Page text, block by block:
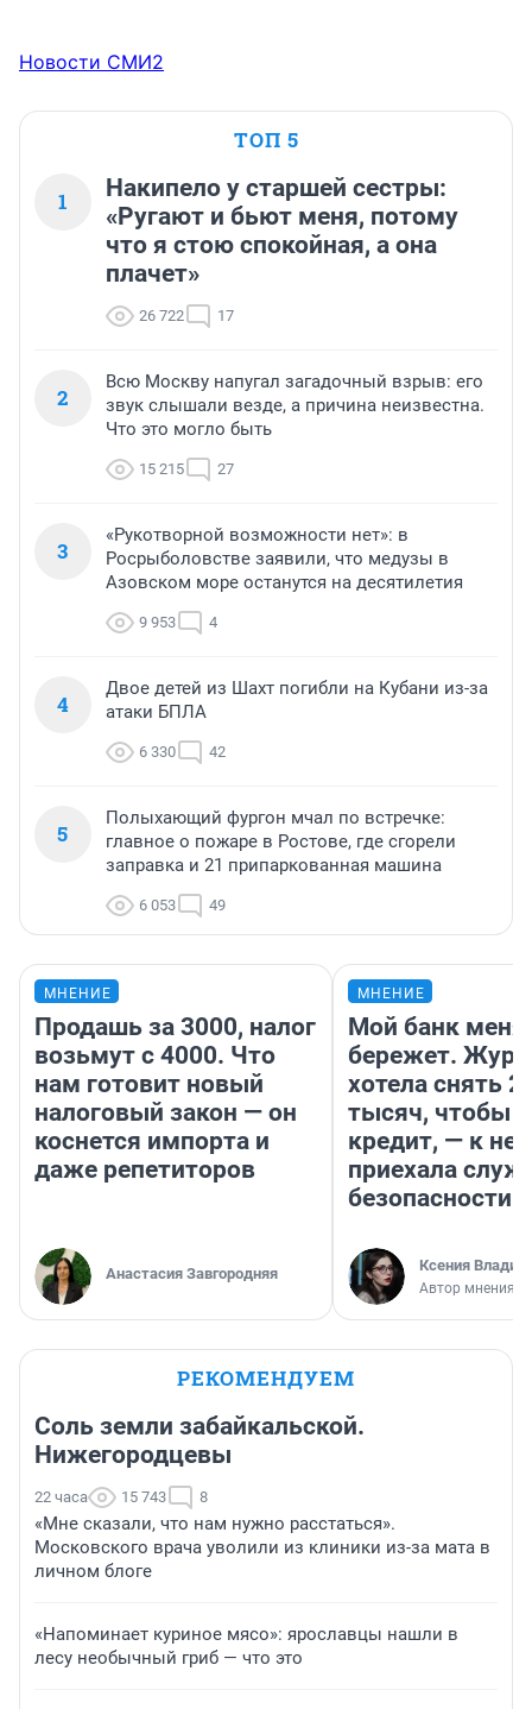
Новости СМИ2
ТОП 5
1
Накипело у старшей сестры:
«Ругают и бьют меня, потому
что я стою спокойная, а она
плачет»
26 722 17
2
Всю Москву напугал загадочный взрыв: его
звук слышали везде, а причина неизвестна.
Что это могло быть
15 215 27
3
«Рукотворной возможности нет»: в
Росрыболовстве заявили, что медузы в
Азовском море останутся на десятилетия
9 953 4
4
Двое детей из Шахт погибли на Кубани из-за
атаки БПЛА
6 330 42
5
Полыхающий фургон мчал по встречке:
главное о пожаре в Ростове, где сгорели
заправка и 21 припаркованная машина
6 053 49
МНЕНИЕ
Продашь за 3000, налог
возьмут с 4000. Что
нам готовит новый
налоговый закон — он
коснется импорта и
даже репетиторов
Анастасия Завгородняя
МНЕНИЕ
Мой банк меня
бережет.
хотела снять
тысяч, чтобы
кредит, — к
приехала
безопасности
Ксения
Автор мнения
РЕКОМЕНДУЕМ
Соль земли забайкальской.
Нижегородцевы
22 часа 15 743 8
«Мне сказали, что нам нужно расстаться».
Московского врача уволили из клиники из-за мата в
личном блоге
«Напоминает куриное мясо»: ярославцы нашли в
лесу необычный гриб — что это